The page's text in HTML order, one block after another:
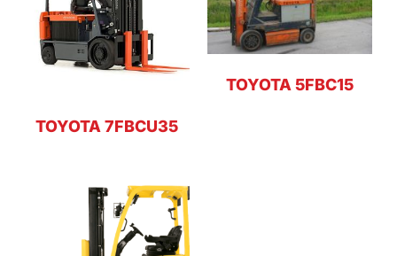
TOYOTA 7FBCU35
TOYOTA 5FBC15